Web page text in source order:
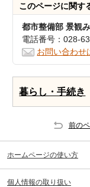
このページに関す
都市整備部 景観
電話番号：028-
お問い合わせ
暮らし・手続き
前の
ホームページの使い方
個人情報の取り扱い